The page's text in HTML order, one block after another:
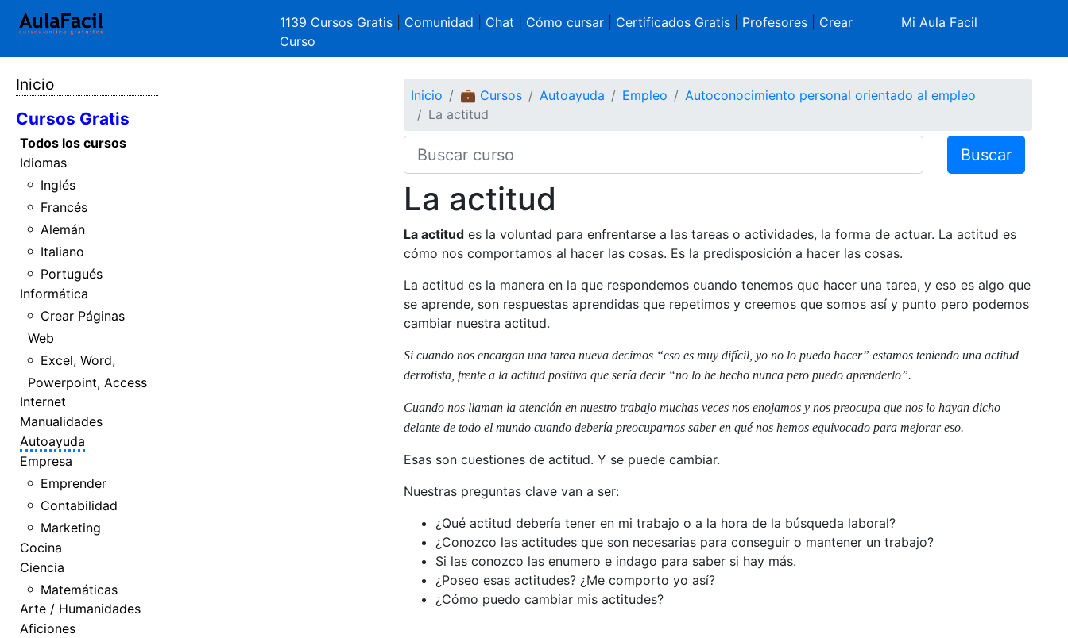
1139 Cursos Gratis Comunidad Chat Cómo cursar| Certificados Gratis| Profesores| Crear
Curso
Mi Aula Facil
Inicio
Cursos Gratis
Todos los cursos
Idiomas
Inglés
Francés
Alemán
Italiano
Portugués
Informática
Crear Páginas
Web
Excel, Word,
Powerpoint, Access
Internet
Manualidades
Autoayuda
Empresa
Emprender
Contabilidad
Marketing
Cocina
Ciencia
Matemáticas
Arte / Humanidades
Aficiones
Inicio 💼 Cursos Autoayuda Empleo
Autoconocimiento personal orientado al empleo
La actitud
Buscar
La actitud
La actitudes la voluntad para enfrentarse a las tareas o actividades, la forma de actuar. La actitud es
cómo nos comportamos al hacer las cosas. Es la predisposición a hacer las cosas.
La actitud es la manera en la que respondemos cuando tenemos que hacer una tarea, y eso es algo que
se aprende, son respuestas aprendidas que repetimos y creemos que somos así y punto pero podemos
cambiar nuestra actitud.
Si cuando nos encargan una tarea nueva decimos “eso es muy difícil, yo no lo puedo hacer” estamos teniendo una actitud
derrotista, frente a la actitud positiva que sería decir “no lo he hecho nunca pero puedo aprenderlo”.
Cuando nos llaman la atención en nuestro trabajo muchas veces nos enojamos y nos preocupa que nos lo hayan dicho
delante de todo el mundo cuando debería preocuparnos saber en qué nos hemos equivocado para mejorar eso.
Esas son cuestiones de actitud. Y se puede cambiar.
Nuestras preguntas clave van a ser:
¿Qué actitud debería tener en mi trabajo o a la hora de la búsqueda laboral?
¿Conozco las actitudes que son necesarias para conseguir o mantener un trabajo?
Si las conozco las enumero e indago para saber si hay más.
¿Poseo esas actitudes? ¿Me comporto yo así?
¿Cómo puedo cambiar mis actitudes?